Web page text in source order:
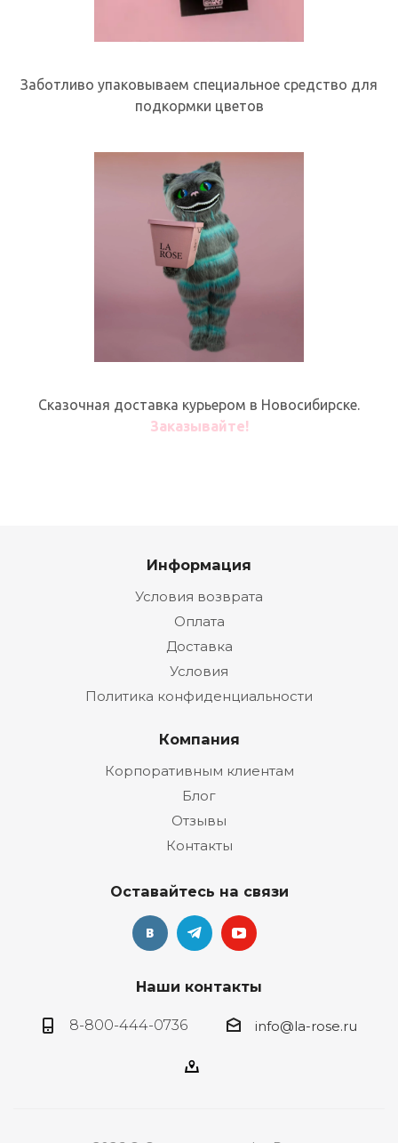
Заботливо упаковываем специальное средство для
подкормки цветов
Сказочная доставка курьером в Новосибирске.
Заказывайте!
Информация
Условия возврата
Оплата
Доставка
Условия
Политика конфиденциальности
Компания
Корпоративным клиентам
Блог
Отзывы
Контакты
Оставайтесь на связи
Наши контакты
8-800-444-0736 info@la-rose.ru